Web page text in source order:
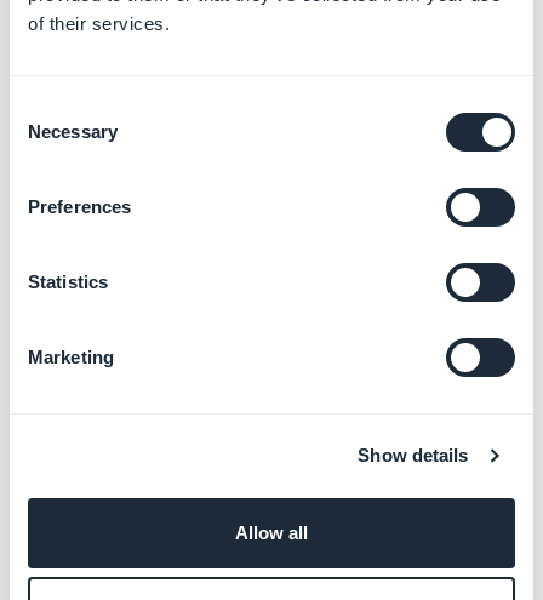
of their services.
Selection
Necessary
Preferences
Statistics
Marketing
Show details
Allow all
Sistema di abbonamenti